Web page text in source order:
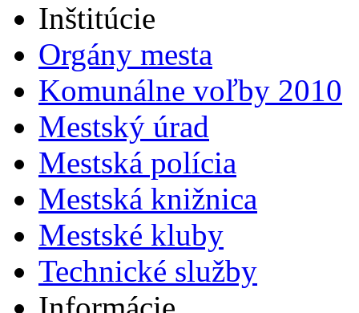
Inštitúcie
Orgány mesta
Komunálne voľby 2010
Mestský úrad
Mestská polícia
Mestská knižnica
Mestské kluby
Technické služby